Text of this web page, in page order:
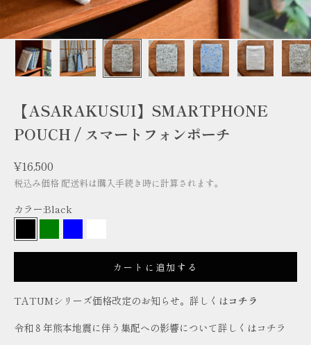
【ASARAKUSUI】SMARTPHONE
POUCH / スマートフォンポーチ
セール価格
¥16,500
税込み価格 配送料は購入手続き時に計算されます。
カラー:Black
BlackGreenBlue
カートに追加する
TATUMシリーズ価格改定のお知らせ。詳しくはコチラ
令和８年熊本地震に伴う集配への影響について詳しくはコチラ